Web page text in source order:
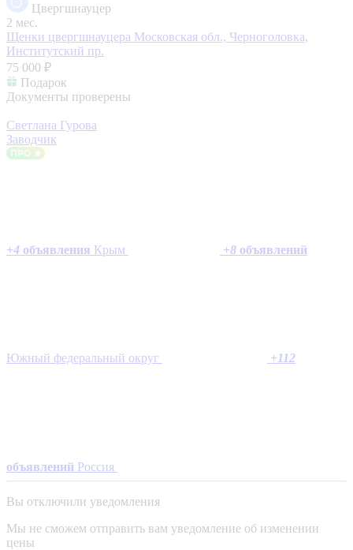
Цвергшнауцер
2 мес.
Щенки цвергшнауцера Московская обл., Черноголовка,
Институтский пр.
75 000 ₽
Подарок
Документы проверены
Светлана Гурова
Заводчик
+4 объявления Крым +8 объявлений
Южный федеральный округ +112
объявлений Россия
Вы отключили уведомления
Мы не сможем отправить вам уведомление об изменении
цены